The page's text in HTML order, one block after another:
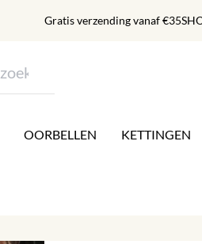
Gratis verzending vanaf €35
OORBELLEN KETTINGEN